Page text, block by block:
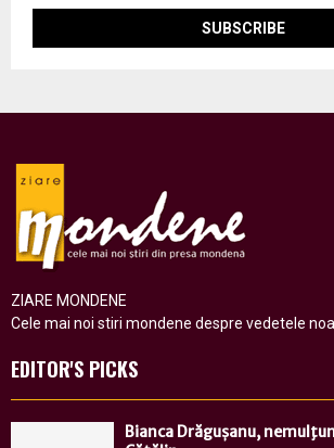
ZIARE MONDENE
Cele mai noi stiri mondene despre vedetele
EDITOR'S PICKS
Bianca Drăgușanu,